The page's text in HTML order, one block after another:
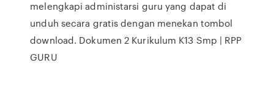
melengkapi administarsi guru yang dapat di
unduh secara gratis dengan menekan tombol
download. Dokumen 2 Kurikulum K13 Smp | RPP
GURU